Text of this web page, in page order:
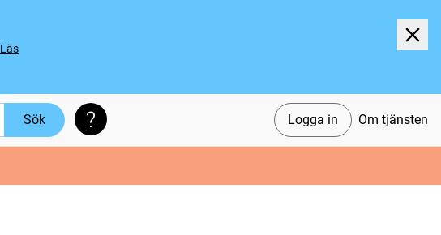
Läs
Logga in Om tjänsten
Sök Söktips